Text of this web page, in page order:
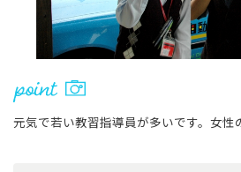
元気で若い教習指導員が多いです。女性